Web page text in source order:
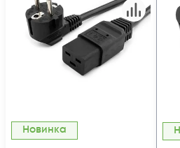
Новинка